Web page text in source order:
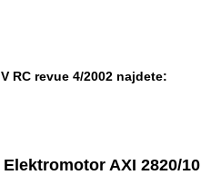
V RC revue 4/2002 najdete:
Elektromotor AXI 2820/10